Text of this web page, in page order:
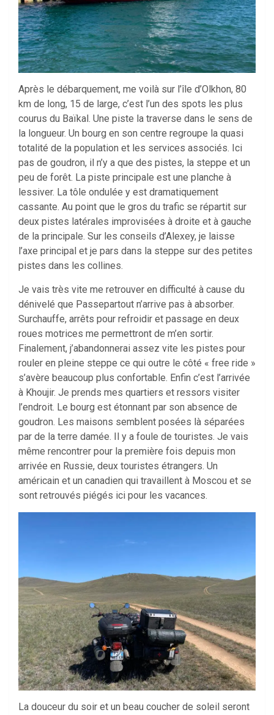
Après le débarquement, me voilà sur l’île d’Olkhon, 80
km de long, 15 de large, c’est l’un des spots les plus
courus du Baïkal. Une piste la traverse dans le sens de
la longueur. Un bourg en son centre regroupe la quasi
totalité de la population et les services associés. Ici
pas de goudron, il n’y a que des pistes, la steppe et un
peu de forêt. La piste principale est une planche à
lessiver. La tôle ondulée y est dramatiquement
cassante. Au point que le gros du trafic se répartit sur
deux pistes latérales improvisées à droite et à gauche
de la principale. Sur les conseils d’Alexey, je laisse
l’axe principal et je pars dans la steppe sur des petites
pistes dans les collines.
Je vais très vite me retrouver en difficulté à cause du
dénivelé que Passepartout n’arrive pas à absorber.
Surchauffe, arrêts pour refroidir et passage en deux
roues motrices me permettront de m’en sortir.
Finalement, j’abandonnerai assez vite les pistes pour
rouler en pleine steppe ce qui outre le côté « free ride »
s’avère beaucoup plus confortable. Enfin c’est l’arrivée
à Khoujir. Je prends mes quartiers et ressors visiter
l’endroit. Le bourg est étonnant par son absence de
goudron. Les maisons semblent posées là séparées
par de la terre damée. Il y a foule de touristes. Je vais
même rencontrer pour la première fois depuis mon
arrivée en Russie, deux touristes étrangers. Un
américain et un canadien qui travaillent à Moscou et se
sont retrouvés piégés ici pour les vacances.
La douceur du soir et un beau coucher de soleil seront